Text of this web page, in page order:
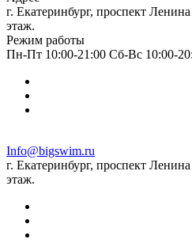
г. Екатеринбург, проспект
этаж.
Режим работы
Пн-Пт 10:00-21:00 Сб-Вс 10:00-
Info@bigswim.ru
г. Екатеринбург, проспект
этаж.